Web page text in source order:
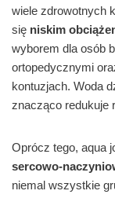
wiele zdrowotnych
się niskim
wyborem dla osób
ortopedycznymi
kontuzjach. Woda
znacząco redukuje
Oprócz tego, aqua
sercowo-
niemal wszystkie